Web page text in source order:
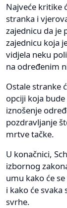
Najveće kritike
stranka i
zajednicu da je
zajednicu koja
vidjela neku
na određenim
Ostale stranke
opciji koja
iznošenje
pozdravljanje
mrtve tačke.
U konačnici,
izbornog
umu kako će
i kako će
svrhe.